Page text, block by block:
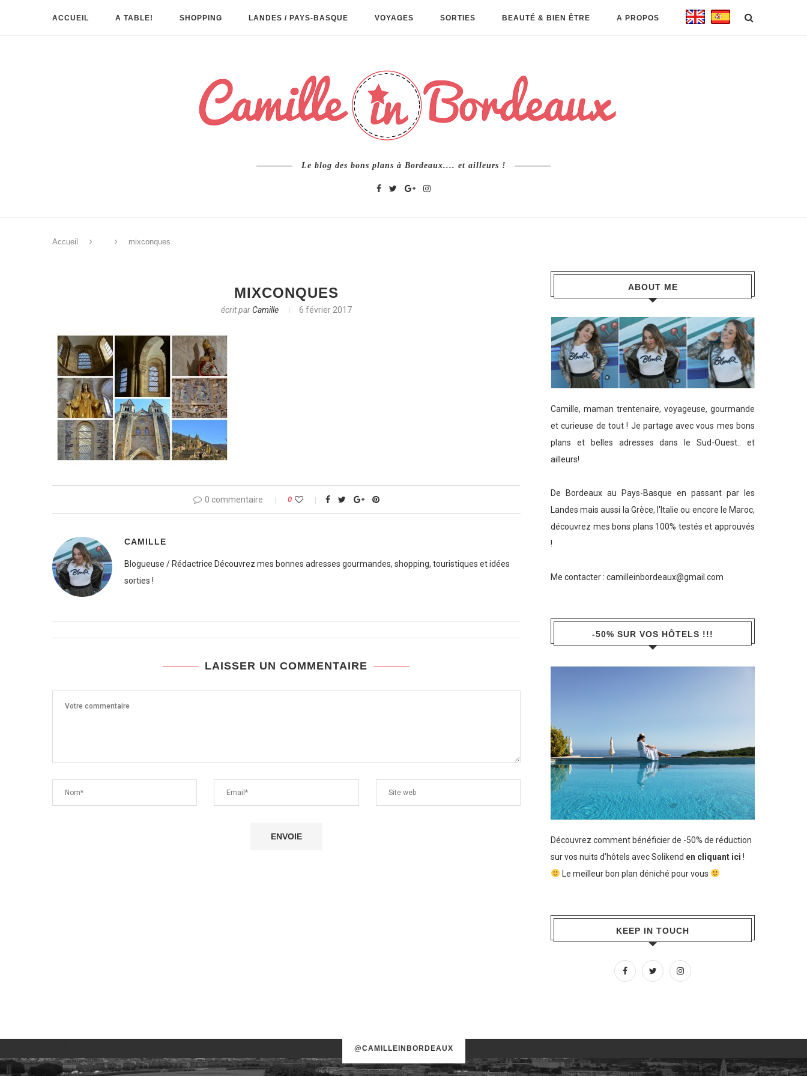
ACCUEIL A TABLE! SHOPPING LANDES / PAYS-BASQUE VOYAGES SORTIES BEAUTÉ & BIEN ÊTRE A PROPOS
Le blog des bons plans à Bordeaux.... et ailleurs !
Accueil mixconques
MIXCONQUES
écrit parCamille 6 février 2017
0 commentaire 0
CAMILLE
Blogueuse / Rédactrice Découvrez mes bonnes adresses gourmandes, shopping, touristiques et idées
sorties !
LAISSER UN COMMENTAIRE
ABOUT ME
Camille, maman trentenaire, voyageuse, gourmande
et curieuse de tout ! Je partage avec vous mes bons
plans et belles adresses dans le Sud-Ouest.. et
ailleurs!
De Bordeaux au Pays-Basque en passant par les
Landes mais aussi la Grèce, l'Italie ou encore le Maroc,
découvrez mes bons plans 100% testés et approuvés
!
Me contacter : camilleinbordeaux@gmail.com
-50% SUR VOS HÔTELS !!!
Découvrez comment bénéficier de -50% de réduction
sur vos nuits d’hôtels avec Solikend en cliquant ici !
Le meilleur bon plan déniché pour vous
KEEP IN TOUCH
@CAMILLEINBORDEAUX